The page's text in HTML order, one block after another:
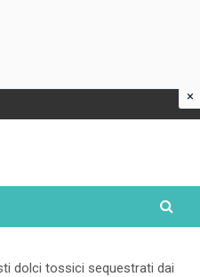
dolci tossici sequestrati dai
×